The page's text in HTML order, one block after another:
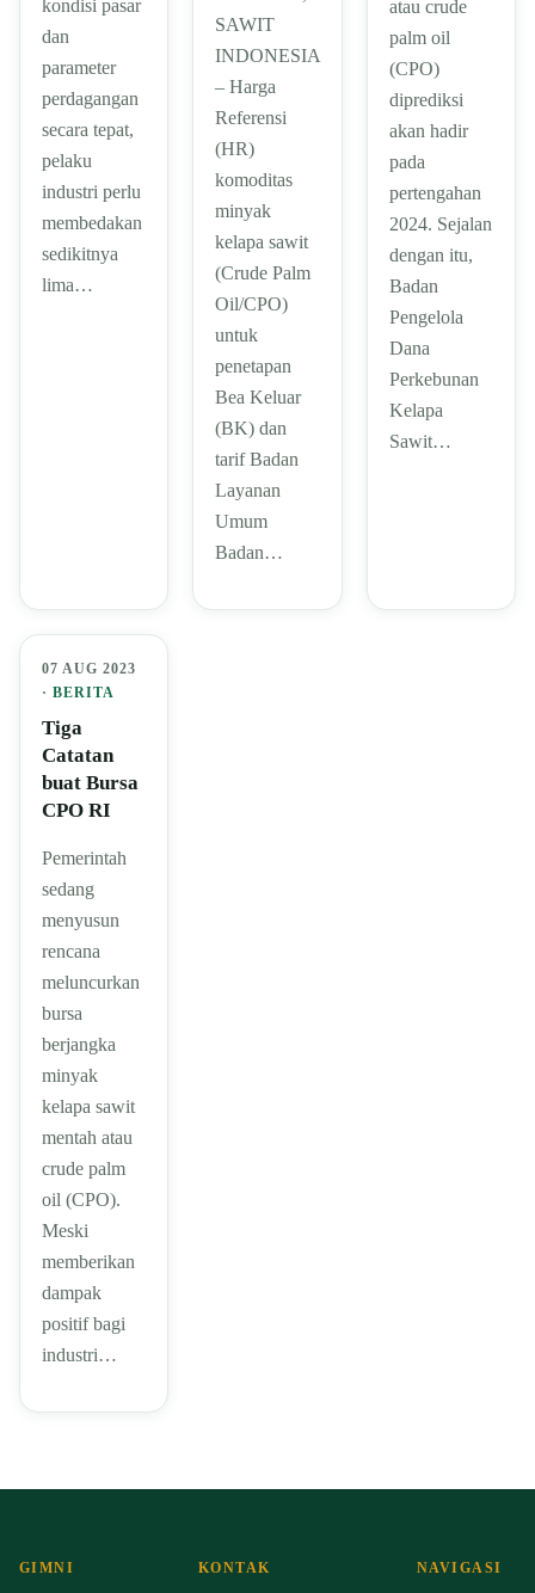
kondisi pasar
dan
parameter
perdagangan
secara tepat,
pelaku
industri perlu
membedakan
sedikitnya
lima…
SAWIT
INDONESIA
– Harga
Referensi
(HR)
komoditas
minyak
kelapa sawit
(Crude Palm
Oil/CPO)
untuk
penetapan
Bea Keluar
(BK) dan
tarif Badan
Layanan
Umum
Badan…
atau crude
palm oil
(CPO)
diprediksi
akan hadir
pada
pertengahan
2024. Sejalan
dengan itu,
Badan
Pengelola
Dana
Perkebunan
Kelapa
Sawit…
07 AUG 2023
· BERITA
Tiga
Catatan
buat Bursa
CPO RI
Pemerintah
sedang
menyusun
rencana
meluncurkan
bursa
berjangka
minyak
kelapa sawit
mentah atau
crude palm
oil (CPO).
Meski
memberikan
dampak
positif bagi
industri…
GIMNI KONTAK NAVIGASI